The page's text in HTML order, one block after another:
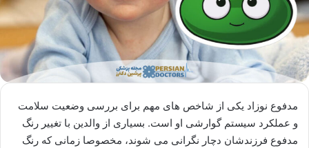
مدفوع نوزاد یکی از شاخص های مهم برای بررسی وضعیت سلامت
و عملکرد سیستم گوارشی او است. بسیاری از والدین با تغییر رنگ
مدفوع فرزندشان دچار نگرانی می شوند، مخصوصا زمانی که رنگ